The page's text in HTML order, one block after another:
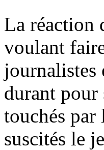
La réaction
voulant
journalistes
durant pour
touchés par
suscités le